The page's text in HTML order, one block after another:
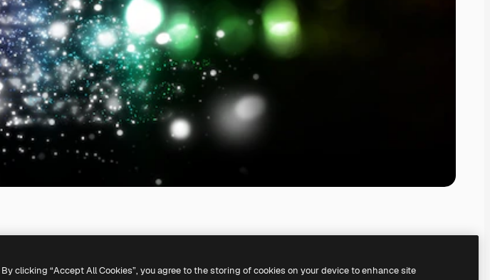
By clicking “Accept All Cookies”, you agree to the storing of cookies on your device to enhance site